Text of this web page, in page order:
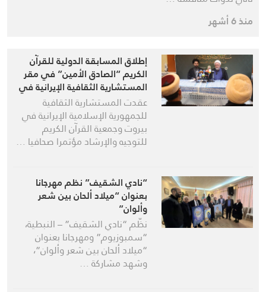
منذ 6 أشهر
إطلاق المسابقة الدولية للقرآن
الكريم “الصادق الأمين” في مقر
المستشارية الثقافية الإيرانية في
بيروت
عقدت المستشارية الثقافية
للجمهورية الإسلامية الإيرانية في
بيروت وجمعية القرآن الكريم
للتوجيه والإرشاد مؤتمرا صحافيا …
“نادي الشقيف” نظم مهرجانا
بعنوان “ميلاد ألحان بين شعر
وألوان”
نظّم “نادي الشقيف” – النبطية،
“سمبوزيوم” ومهرجانا بعنوان
“ميلاد ألحان بين شعر وألوان”،
وشهد مشاركة …